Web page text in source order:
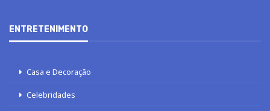
ENTRETENIMENTO
Casa e Decoração
Celebridades